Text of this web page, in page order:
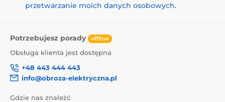
przetwarzanie moich danych osobowych.
Potrzebujesz porady offline
Obsługa klienta jest dostępna
+48 443 444 443
info@obroza-elektryczna.pl
Gdzie nas znaleźć